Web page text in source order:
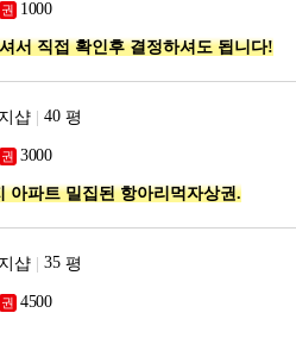
서 직접 확인후 결정하셔도 됩니다!
샵 평
아파트 밀집된 항아리먹자상권.
샵 평